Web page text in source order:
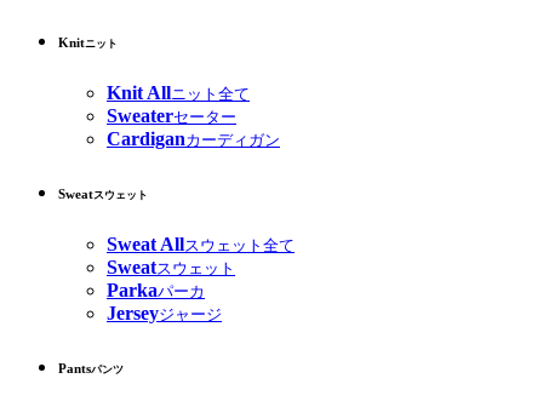
Knitニット
Knit Allニット全て
Sweaterセーター
Cardiganカーディガン
Sweatスウェット
Sweat Allスウェット全て
Sweatスウェット
Parkaパーカ
Jerseyジャージ
Pantsパンツ